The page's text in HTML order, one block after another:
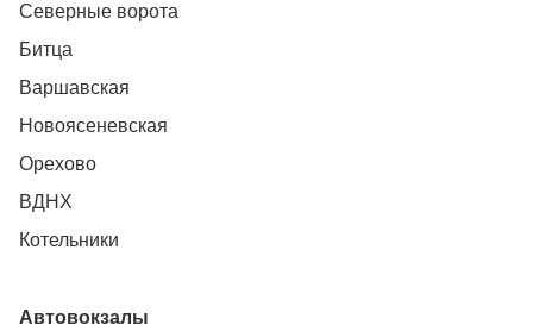
Северные ворота
Битца
Варшавская
Новоясеневская
Орехово
ВДНХ
Котельники
Автовокзалы